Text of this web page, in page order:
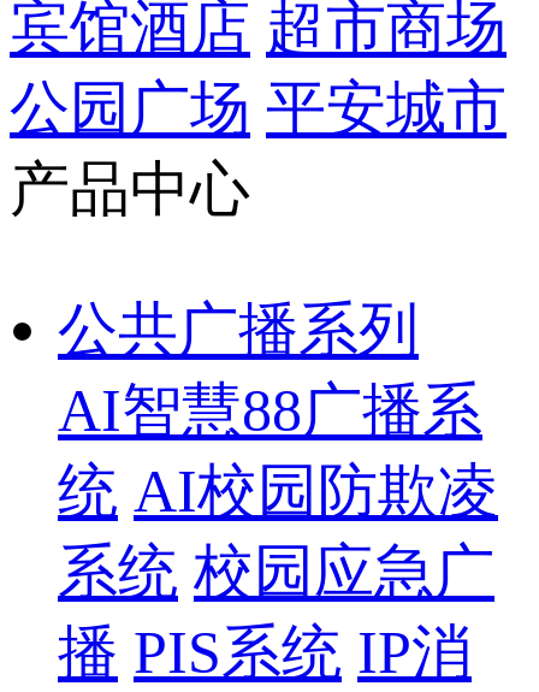
宾馆酒店 超市商场
公园广场 平安城市
产品中心
公共广播系列
AI智慧88广播系
统 AI校园防欺凌
系统 校园应急广
播 PIS系统 IP消